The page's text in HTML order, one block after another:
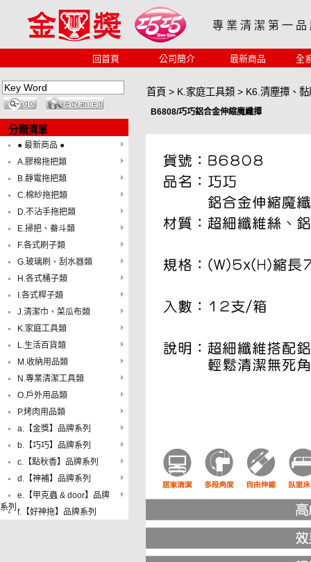
專 業 清 潔 第 一 品
回首頁 公司簡介 最新商品 全
分類清單
● 最新商品 ●
A.膠棉拖把類
B.靜電拖把類
C.棉紗拖把類
D.不沾手拖把類
E.掃把、畚斗類
F.各式刷子類
G.玻璃刷、刮水器類
H.各式桶子類
I.各式桿子類
J.清潔巾、菜瓜布類
K.家庭工具類
L.生活百貨類
M.收納用品類
N.專業清潔工具類
O.戶外用品類
P.烤肉用品類
a.【金獎】品牌系列
b.【巧巧】品牌系列
c.【點秋香】品牌系列
d.【神補】品牌系列
e.【甲克蟲 & door】品牌
系列 f.【好神拖】品牌系列
首頁 > K.家庭工具類 > K6.清塵撢、黏
B6808/巧巧鋁合金伸縮魔纖撢